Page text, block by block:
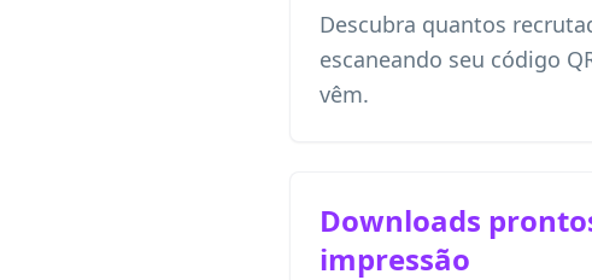
Descubra quantos
escaneando seu código
vêm.
Downloads
impressão